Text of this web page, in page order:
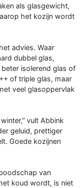
als glasgewicht,
het kozijn wordt
advies. Waar
dubbel glas,
isolerend glas of
of triple glas, maar
veel glasoppervlak
vult Abbink
geluid, prettiger
Goede kozijnen
van
koud wordt, is niet